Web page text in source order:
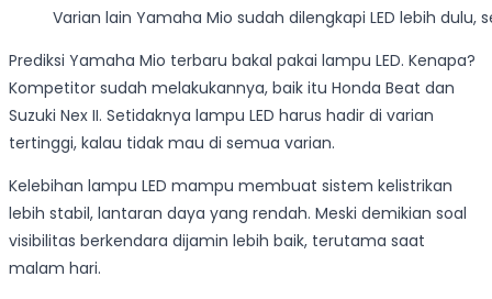
Varian lain Yamaha Mio sudah dilengkapi LED lebih dulu,
Prediksi Yamaha Mio terbaru bakal pakai lampu LED. Kenapa?
Kompetitor sudah melakukannya, baik itu Honda Beat dan
Suzuki Nex II. Setidaknya lampu LED harus hadir di varian
tertinggi, kalau tidak mau di semua varian.
Kelebihan lampu LED mampu membuat sistem kelistrikan
lebih stabil, lantaran daya yang rendah. Meski demikian soal
visibilitas berkendara dijamin lebih baik, terutama saat
malam hari.